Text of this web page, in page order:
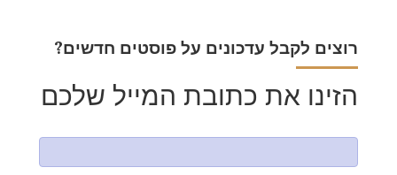
?רוצים לקבל עדכונים על פוסטים חדשים
הזינו את כתובת המייל שלכם